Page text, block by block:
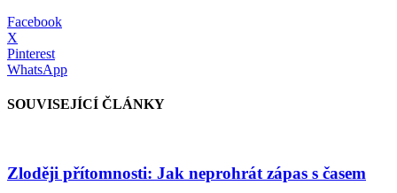
Facebook
X
Pinterest
WhatsApp
SOUVISEJÍCÍ ČLÁNKY
Zloději přítomnosti: Jak neprohrát zápas s časem